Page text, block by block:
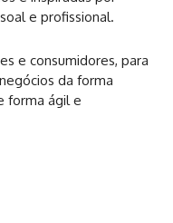
e profissional.
e consumidores, para
da forma
forma ágil e